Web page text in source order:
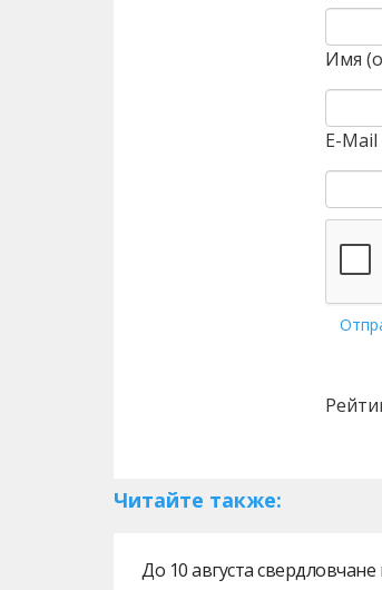
Имя
E-
Читайте также:
До 10 августа